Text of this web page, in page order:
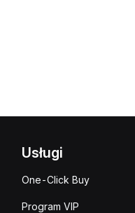
Usługi
One-Click Buy
Program VIP